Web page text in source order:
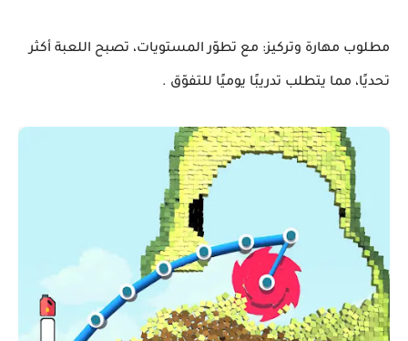
مطلوب مهارة وتركيز: مع تطوّر المستويات، تصبح اللعبة أكثر
تحديًا، مما يتطلب تدريبًا يوميًا للتفوّق .